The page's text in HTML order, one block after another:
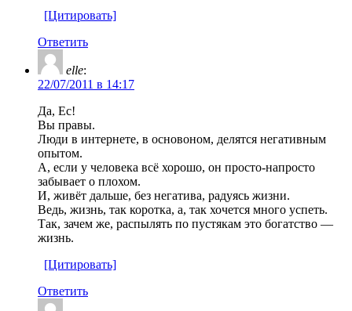
[Цитировать]
Ответить
elle:
22/07/2011 в 14:17
Да, Ес!
Вы правы.
Люди в интернете, в основоном, делятся негативным
опытом.
А, если у человека всё хорошо, он просто-напросто
забывает о плохом.
И, живёт дальше, без негатива, радуясь жизни.
Ведь, жизнь, так коротка, а, так хочется много успеть.
Так, зачем же, распылять по пустякам это богатство —
жизнь.
[Цитировать]
Ответить